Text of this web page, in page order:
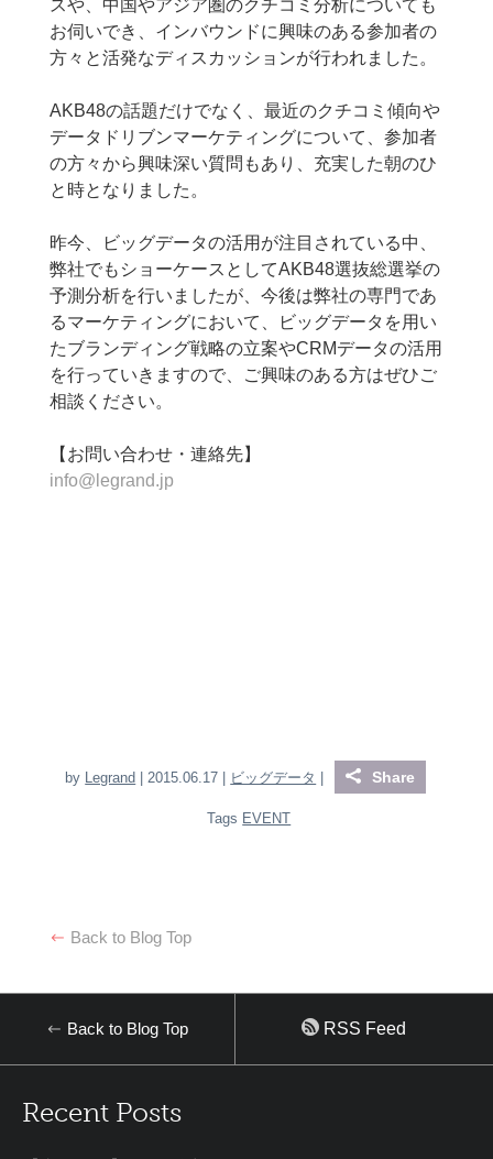
スや、中国やアジア圏のクチコミ分析についても
お伺いでき、インバウンドに興味のある参加者の
方々と活発なディスカッションが行われました。
AKB48の話題だけでなく、最近のクチコミ傾向や
データドリブンマーケティングについて、参加者
の方々から興味深い質問もあり、充実した朝のひ
と時となりました。
昨今、ビッグデータの活用が注目されている中、
弊社でもショーケースとしてAKB48選抜総選挙の
予測分析を行いましたが、今後は弊社の専門であ
るマーケティングにおいて、ビッグデータを用い
たブランディング戦略の立案やCRMデータの活用
を行っていきますので、ご興味のある方はぜひご
相談ください。
【お問い合わせ・連絡先】
info@legrand.jp
by Legrand | 2015.06.17 | ビッグデータ Share
Tags EVENT
Back to Blog Top
Back to Blog Top RSS Feed
Recent Posts